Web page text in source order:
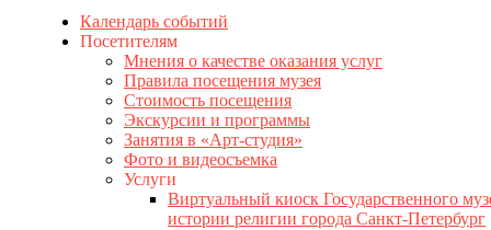
Календарь событий
Посетителям
Мнения о качестве оказания услуг
Правила посещения музея
Стоимость посещения
Экскурсии и программы
Занятия в «Арт-студия»
Фото и видеосъемка
Услуги
Виртуальный киоск Государственного
истории религии города Санкт-Петербург